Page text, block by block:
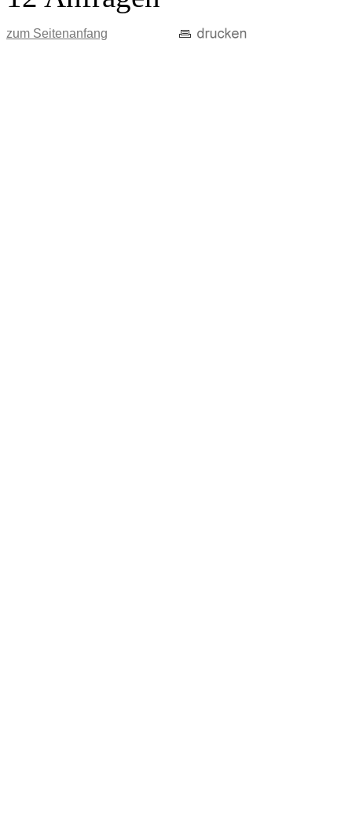
zum Seitenanfang